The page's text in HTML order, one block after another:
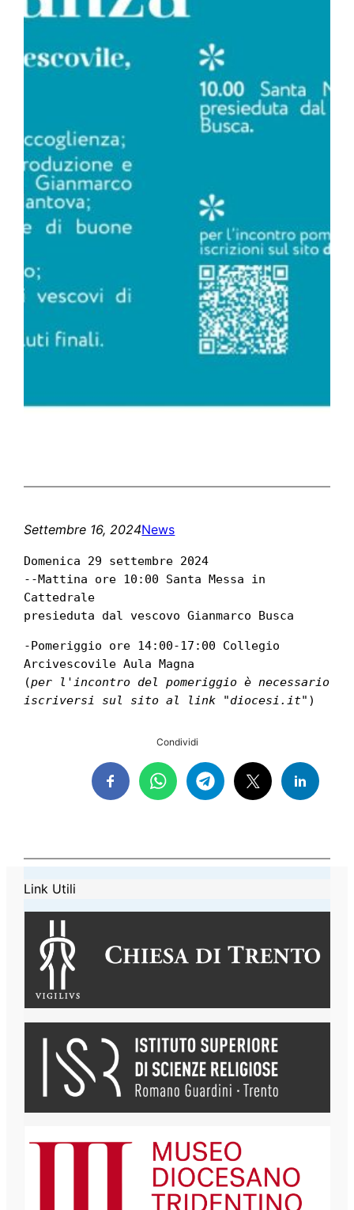
Settembre 16, 2024News
Domenica 29 settembre 2024
--Mattina ore 10:00 Santa Messa in
Cattedrale
presieduta dal vescovo Gianmarco Busca
-Pomeriggio ore 14:00-17:00 Collegio
Arcivescovile Aula Magna
(per l'incontro del pomeriggio è necessario
iscriversi sul sito al link "diocesi.it")
Condividi
Link Utili